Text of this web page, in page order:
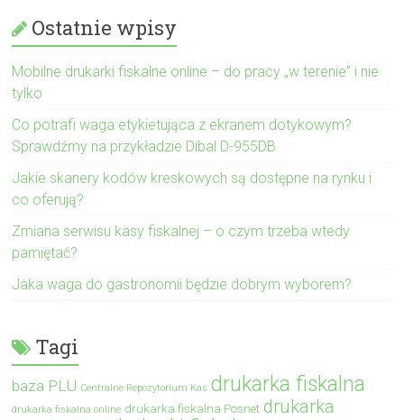
Ostatnie wpisy
Mobilne drukarki fiskalne online – do pracy „w terenie” i nie
tylko
Co potrafi waga etykietująca z ekranem dotykowym?
Sprawdźmy na przykładzie Dibal D-955DB
Jakie skanery kodów kreskowych są dostępne na rynku i
co oferują?
Zmiana serwisu kasy fiskalnej – o czym trzeba wtedy
pamiętać?
Jaka waga do gastronomii będzie dobrym wyborem?
Tagi
baza PLU Centralne Repozytorium Kas drukarka fiskalna
drukarka fiskalna online drukarka fiskalna Posnet drukarka